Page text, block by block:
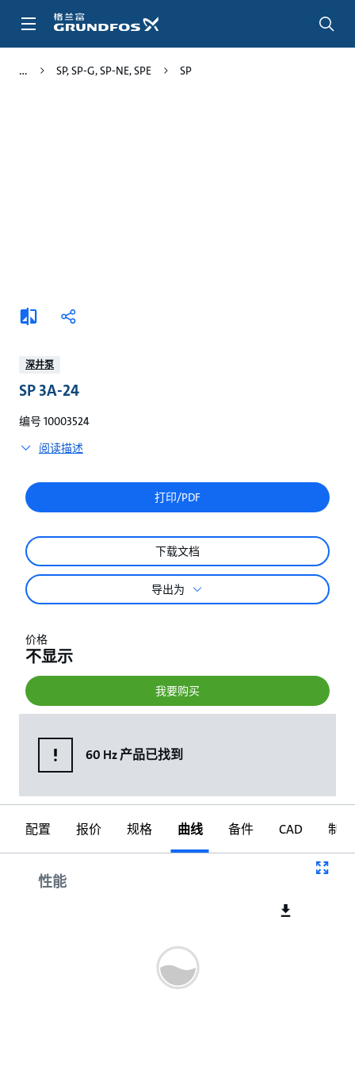
SP, SP-G, SP-NE, SPE SP
添
加
较
分
深井泵
SP 3A-24
编号 10003524
阅读描述
打印/PDF
下载文档
导出为
价格
不显示
我要购买
60 Hz 产品已找到
配置 报价 规格 曲线 备件 CAD 制图
性能